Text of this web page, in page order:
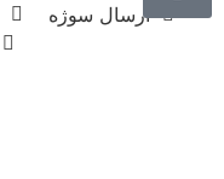
ارسال سوژه